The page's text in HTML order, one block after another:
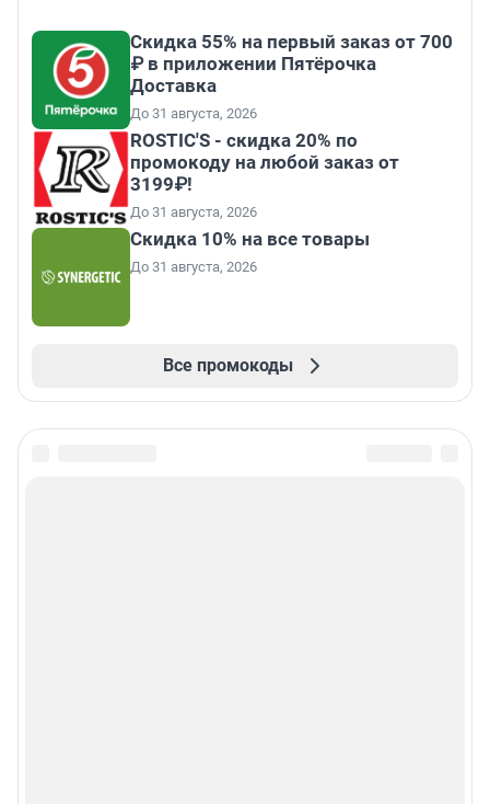
Скидка 55% на первый заказ от 700
₽ в приложении Пятёрочка
Доставка
До 31 августа, 2026
ROSTIC'S - скидка 20% по
промокоду на любой заказ от
3199₽!
До 31 августа, 2026
Скидка 10% на все товары
До 31 августа, 2026
Все промокоды